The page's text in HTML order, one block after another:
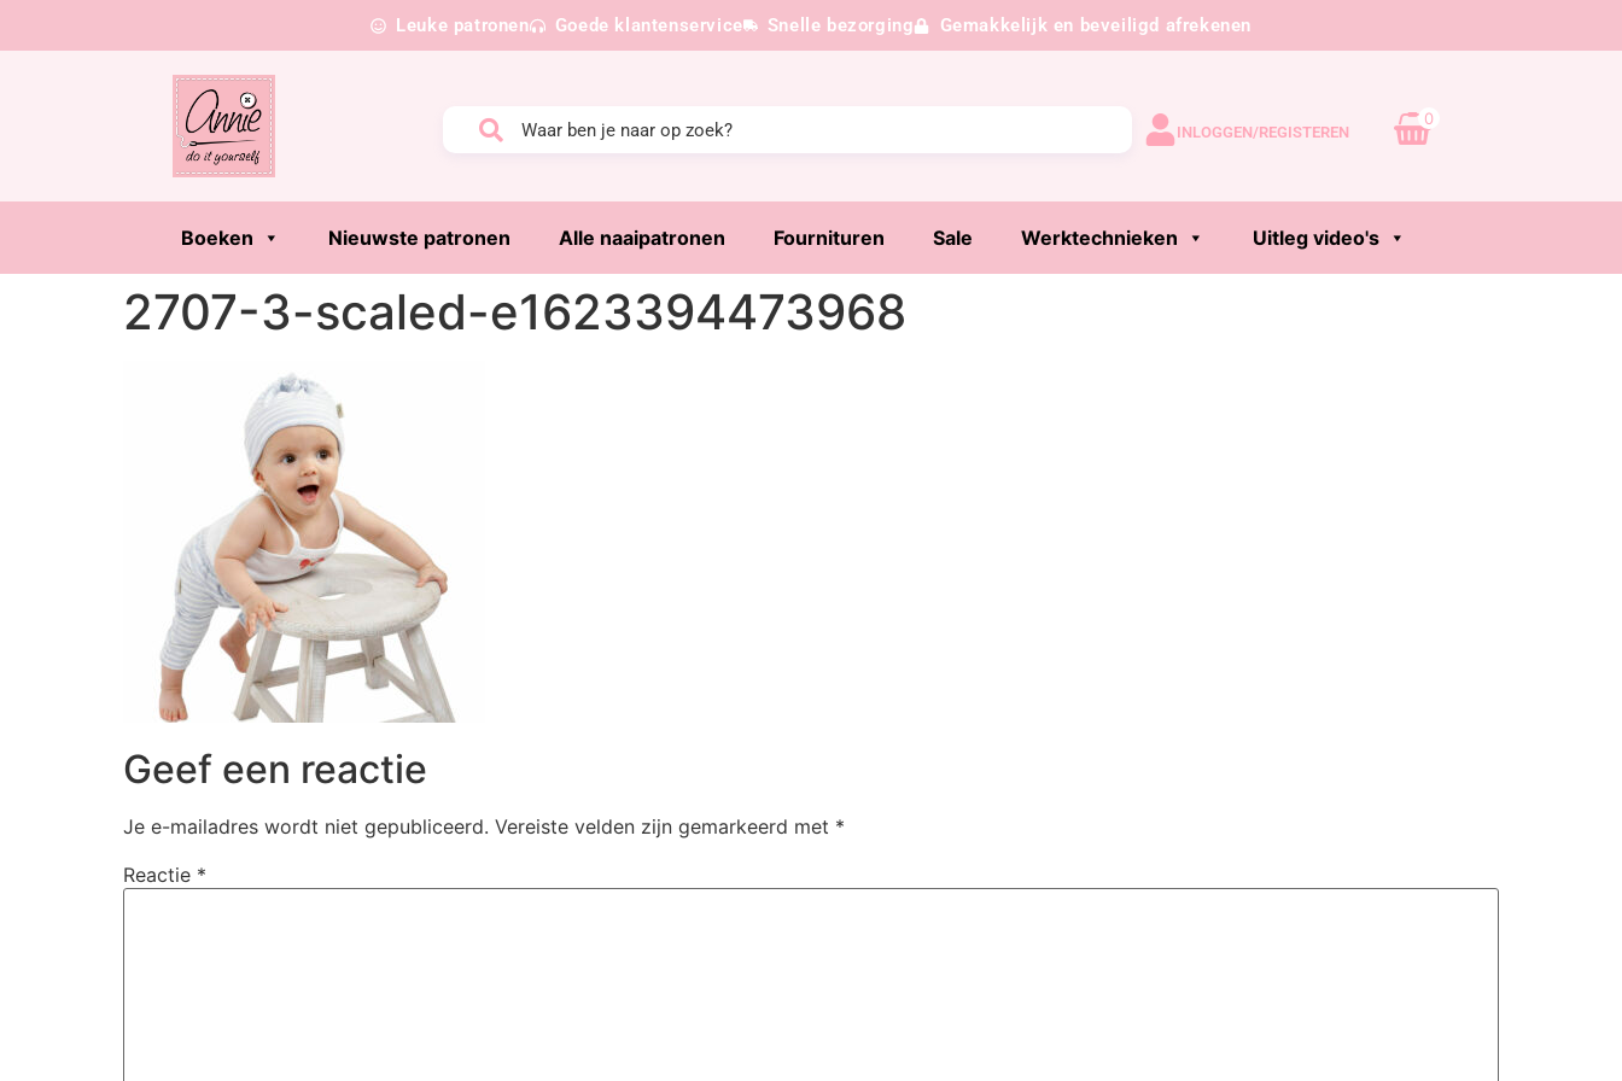
Leuke patronen Goede klantenservice Snelle bezorging Gemakkelijk en beveiligd afrekenen
INLOGGEN/REGISTEREN
0
Boeken Nieuwste patronen Alle naaipatronen Fournituren Sale Werktechnieken Uitleg video's
2707-3-scaled-e1623394473968
Geef een reactie
Je e-mailadres wordt niet gepubliceerd. Vereiste velden zijn gemarkeerd met *
Reactie *